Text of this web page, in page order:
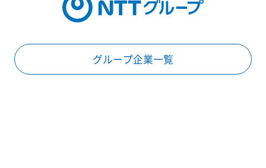
グループ企業一覧